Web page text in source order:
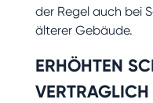
der Regel auch bei
älterer Gebäude.
ERHÖHTEN